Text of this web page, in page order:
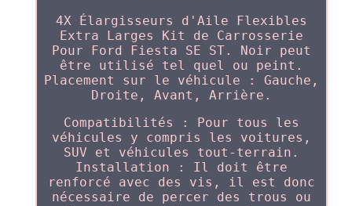
4X Élargisseurs d'Aile Flexibles
Extra Larges Kit de Carrosserie
Pour Ford Fiesta SE ST. Noir peut
être utilisé tel quel ou peint.
Placement sur le véhicule : Gauche,
Droite, Avant, Arrière.
Compatibilités : Pour tous les
véhicules y compris les voitures,
SUV et véhicules tout-terrain.
Installation : Il doit être
renforcé avec des vis, il est donc
nécessaire de percer des trous ou